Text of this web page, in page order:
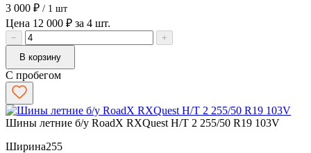
3 000 ₽ / 1 шт
Цена 12 000 ₽ за 4 шт.
−
+
В корзину
С пробегом
Шины летние б/у RoadX RXQuest H/T 2 255/50 R19 103V
Ширина255